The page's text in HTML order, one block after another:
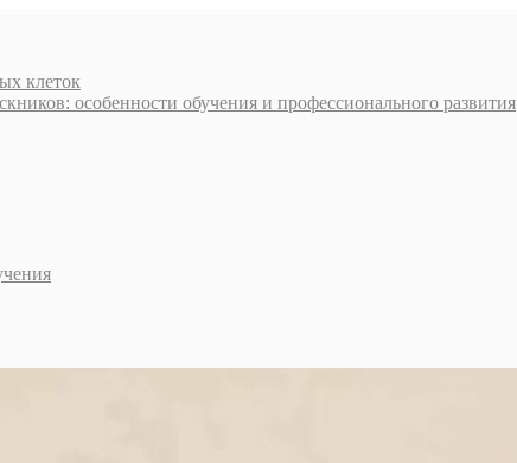
клеток
особенности обучения и профессионального развития